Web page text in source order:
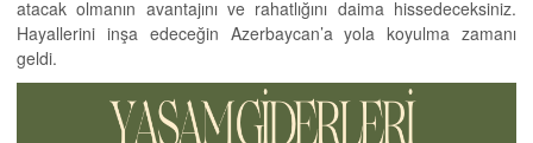
atacak olmanın avantajını ve rahatlığını daima hissedeceksiniz.
Hayallerini inşa edeceğin Azerbaycan’a yola koyulma zamanı
geldi.